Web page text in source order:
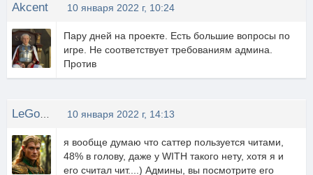
Akcent 10 января 2022 г, 10:24
Пару дней на проекте. Есть большие вопросы по
игре. Не соответствует требованиям админа.
Против
10 января 2022 г, 14:13
я вообще думаю что саттер пользуется читами,
48% в голову, даже у WITH такого нету, хотя я и
его считал чит....) Админы, вы посмотрите его